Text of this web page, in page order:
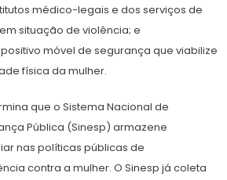
médico-legais e dos serviços de
situação de violência; e
móvel de segurança que viabilize
física da mulher.
que o Sistema Nacional de
Pública (Sinesp) armazene
nas políticas públicas de
contra a mulher. O Sinesp já coleta